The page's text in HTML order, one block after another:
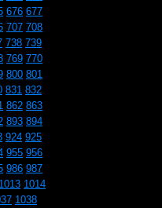
676 677
707 708
738 739
769 770
800 801
831 832
862 863
893 894
924 925
955 956
986 987
1013 1014
1038